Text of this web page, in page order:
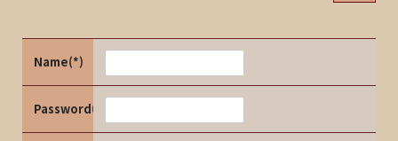
Name(*)
Password(*)